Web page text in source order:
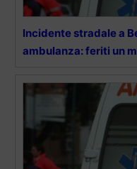
Incidente stradale a
ambulanza: feriti un